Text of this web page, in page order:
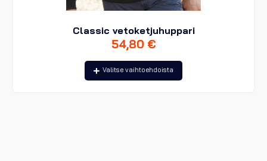
Classic vetoketjuhuppari
54,80 €
Valitse vaihtoehdoista
Tällä
tuotteella